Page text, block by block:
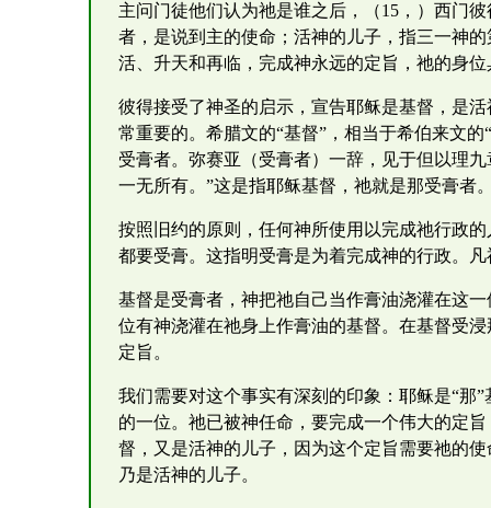
主问门徒他们认为祂是谁之后，（15，）西门
者，是说到主的使命；活神的儿子，指三一神
活、升天和再临，完成神永远的定旨，祂的身
彼得接受了神圣的启示，宣告耶稣是基督，是
常重要的。希腊文的“基督”，相当于希伯来文
受膏者。弥赛亚（受膏者）一辞，见于但以理
一无所有。”这是指耶稣基督，祂就是那受膏者
按照旧约的原则，任何神所使用以完成祂行政
都要受膏。这指明受膏是为着完成神的行政。
基督是受膏者，神把祂自己当作膏油浇灌在这
位有神浇灌在祂身上作膏油的基督。在基督受
定旨。
我们需要对这个事实有深刻的印象：耶稣是“那
的一位。祂已被神任命，要完成一个伟大的定
督，又是活神的儿子，因为这个定旨需要祂的
乃是活神的儿子。